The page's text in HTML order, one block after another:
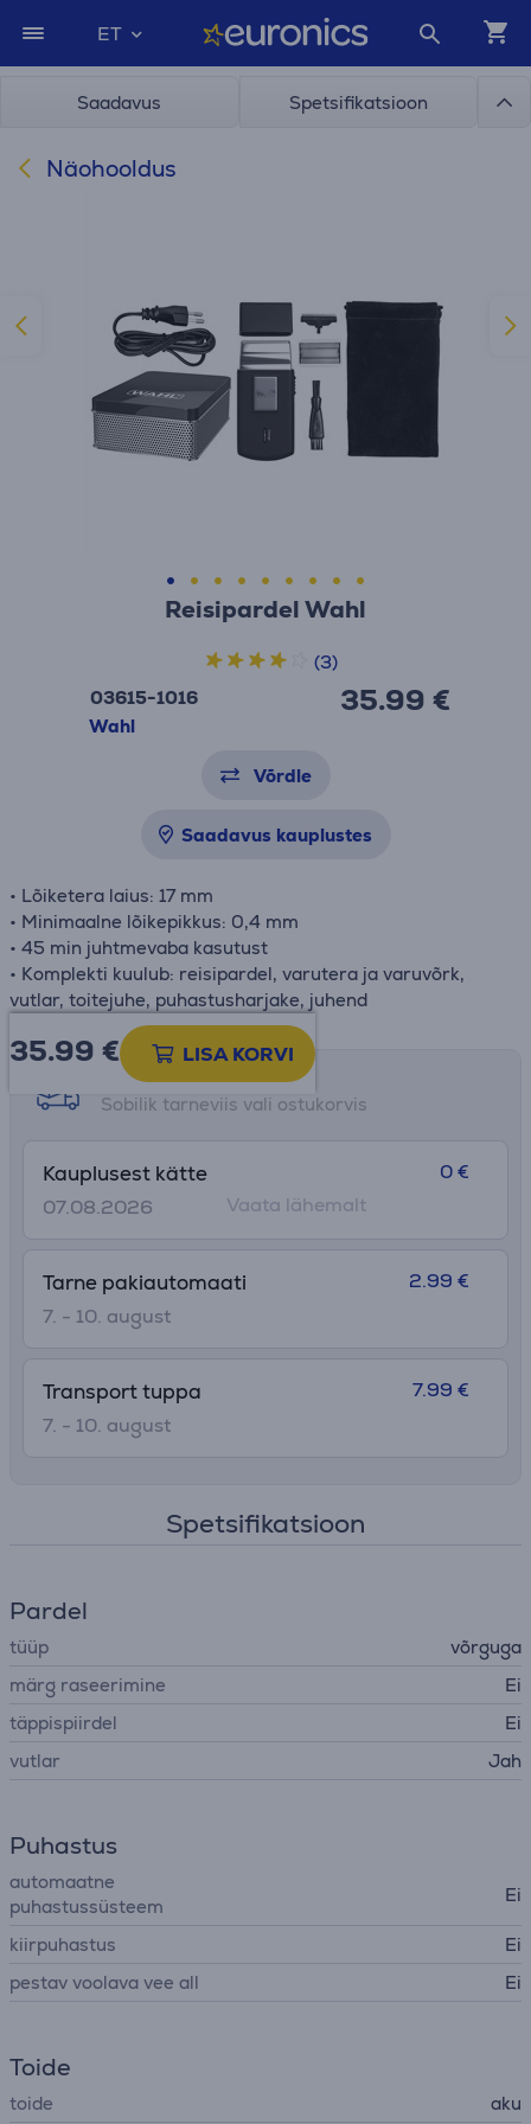
ET
Saadavus Spetsifikatsioon
Näohooldus
Reisipardel Wahl
03615-1016
Wahl
35.99 €
(3)
Võrdle
Saadavus kauplustes
• Lõiketera laius: 17 mm
• Minimaalne lõikepikkus: 0,4 mm
• 45 min juhtmevaba kasutust
• Komplekti kuulub: reisipardel, varutera ja varuvõrk,
vutlar, toitejuhe, puhastusharjake, juhend
35.99 € LISA KORVI
Tarne võimalused
Sobilik tarneviis vali ostukorvis
Kauplusest kätte
07.08.2026
0 €
Vaata lähemalt
Tarne pakiautomaati
7. - 10. august
2.99 €
Transport tuppa
7. - 10. august
7.99 €
Spetsifikatsioon
Pardel
tüüp
võrguga
märg raseerimine
Ei
täppispiirdel
Ei
vutlar
Jah
Puhastus
automaatne
puhastussüsteem
Ei
kiirpuhastus
Ei
pestav voolava vee all
Ei
Toide
toide
aku